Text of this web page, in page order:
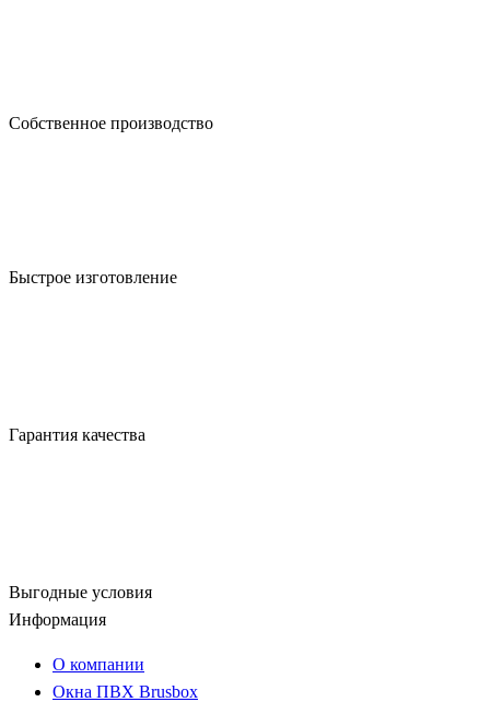
Собственное производство
Быстрое изготовление
Гарантия качества
Выгодные условия
Информация
О компании
Окна ПВХ Brusbox